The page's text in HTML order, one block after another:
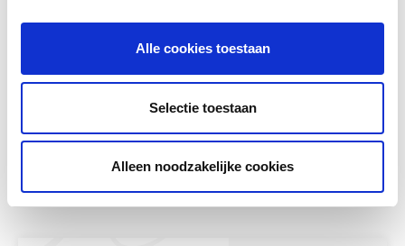
Alle cookies toestaan
Selectie toestaan
Alleen noodzakelijke cookies
Hoe krijg ik mijn leerlingen met
plezier aan het lezen?!
De workshop Hoe krijg ik mijn leerlingen met
plezier aan het lezen?! werd gegeven door...
Meer lezen